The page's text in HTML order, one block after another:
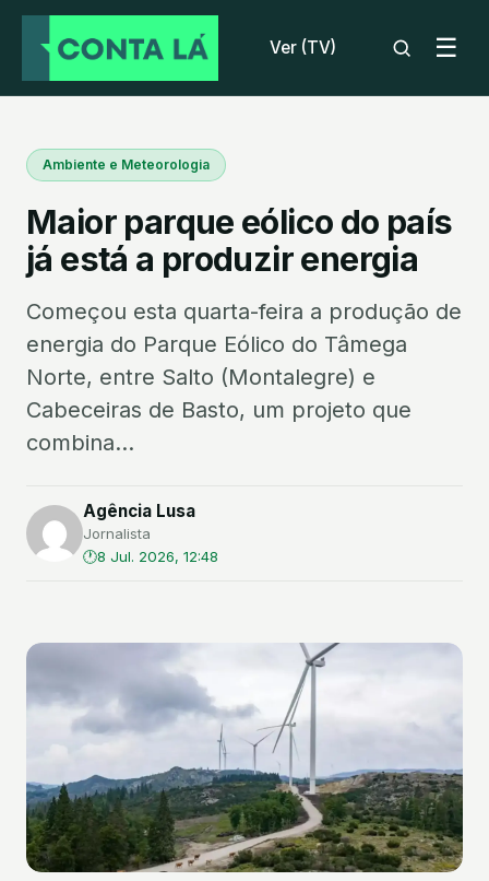
Ver (TV) ☰
Ambiente e Meteorologia
Maior parque eólico do país
já está a produzir energia
Começou esta quarta-feira a produção de
energia do Parque Eólico do Tâmega
Norte, entre Salto (Montalegre) e
Cabeceiras de Basto, um projeto que
combina...
Agência Lusa
Jornalista
8 Jul. 2026, 12:48